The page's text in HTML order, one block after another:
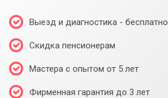
Выезд и диагностика - бесплатно
Скидка пенсионерам
Мастера с опытом от 5 лет
Фирменная гарантия до 3 лет